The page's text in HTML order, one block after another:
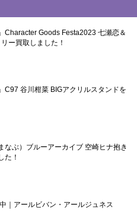
Character Goods Festa2023 七瀬恋＆
ー買取しました！
C97 谷川柑菜 BIGアクリルスタンドを
なぶ）ブルーアーカイブ 空崎ヒナ抱き
た！
｜アールビバン・アールジュネス